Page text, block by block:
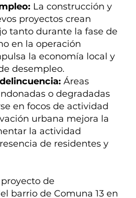
La construcción y
proyectos crean
tanto durante la fase de
en la operación
la economía local y
desempleo.
Áreas
o degradadas
en focos de actividad
urbana mejora la
la actividad
de residentes y
de
barrio de Comuna 13 en